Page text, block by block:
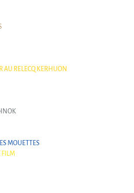
AU RELECQ KERHUON
MOUETTES
FILM